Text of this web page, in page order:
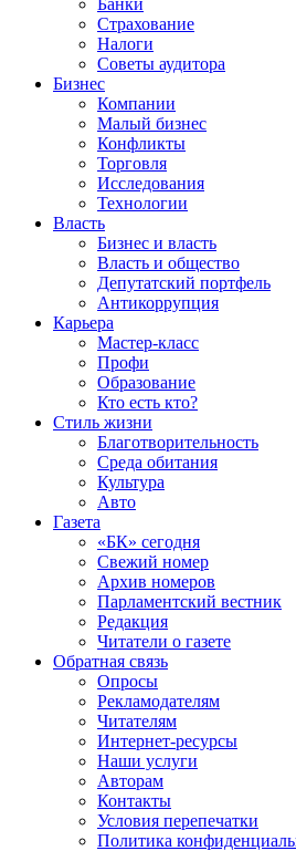
Банки
Страхование
Налоги
Советы аудитора
Бизнес
Компании
Малый бизнес
Конфликты
Торговля
Исследования
Технологии
Власть
Бизнес и власть
Власть и общество
Депутатский портфель
Антикоррупция
Карьера
Мастер-класс
Профи
Образование
Кто есть кто?
Стиль жизни
Благотворительность
Среда обитания
Культура
Авто
Газета
«БК» сегодня
Свежий номер
Архив номеров
Парламентский вестник
Редакция
Читатели о газете
Обратная связь
Опросы
Рекламодателям
Читателям
Интернет-ресурсы
Наши услуги
Авторам
Контакты
Условия перепечатки
Политика